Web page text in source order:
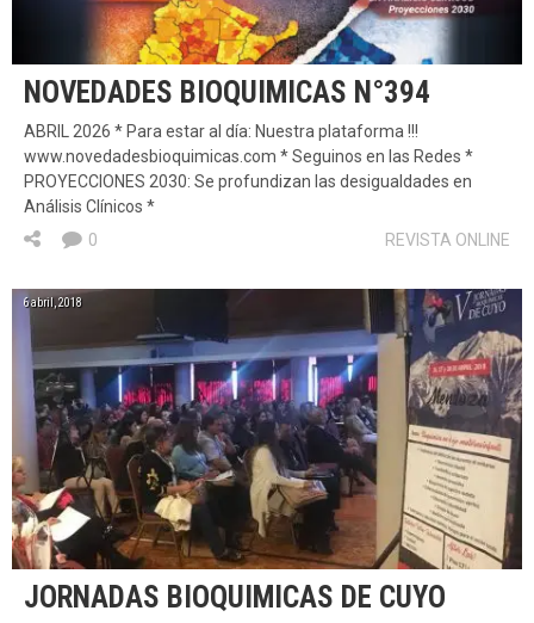
NOVEDADES BIOQUIMICAS N°394
ABRIL 2026 * Para estar al día: Nuestra plataforma !!!
www.novedadesbioquimicas.com * Seguinos en las Redes *
PROYECCIONES 2030: Se profundizan las desigualdades en
Análisis Clínicos *
REVISTA ONLINE
0
6 abril, 2018
JORNADAS BIOQUIMICAS DE CUYO